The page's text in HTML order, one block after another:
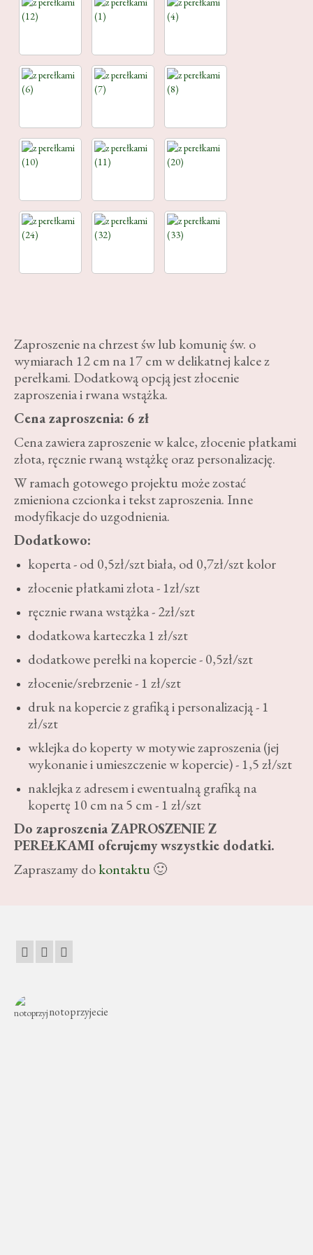
Plakaty
Blog
Zaproszenie na chrzest św lub komunię św. o
wymiarach 12 cm na 17 cm w delikatnej kalce z
perełkami. Dodatkową opcją jest złocenie
zaproszenia i rwana wstążka.
Cena zaproszenia: 6 zł
Cena zawiera zaproszenie w kalce, złocenie płatkami
złota, ręcznie rwaną wstążkę oraz personalizację.
W ramach gotowego projektu może zostać
zmieniona czcionka i tekst zaproszenia. Inne
modyfikacje do uzgodnienia.
Dodatkowo:
koperta - od 0,5zł/szt biała, od 0,7zł/szt kolor
złocenie płatkami złota - 1zł/szt
ręcznie rwana wstążka - 2zł/szt
dodatkowa karteczka 1 zł/szt
dodatkowe perełki na kopercie - 0,5zł/szt
złocenie/srebrzenie - 1 zł/szt
druk na kopercie z grafiką i personalizacją - 1
zł/szt
wklejka do koperty w motywie zaproszenia (jej
wykonanie i umieszczenie w kopercie) - 1,5 zł/szt
naklejka z adresem i ewentualną grafiką na
kopertę 10 cm na 5 cm - 1 zł/szt
Do zaproszenia ZAPROSZENIE Z
PEREŁKAMI oferujemy wszystkie dodatki.
Zapraszamy dokontaktu🙂
notoprzyjecie